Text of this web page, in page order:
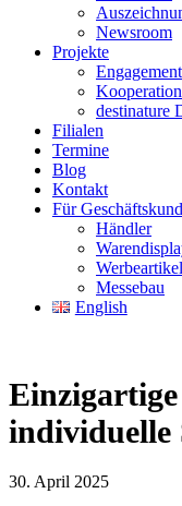
Newsroom
Projekte
Engagement
destinature
Filialen
Termine
Blog
Kontakt
Für
Händler
Werbeartikel
Messebau
English
individuelle
30. April 2025